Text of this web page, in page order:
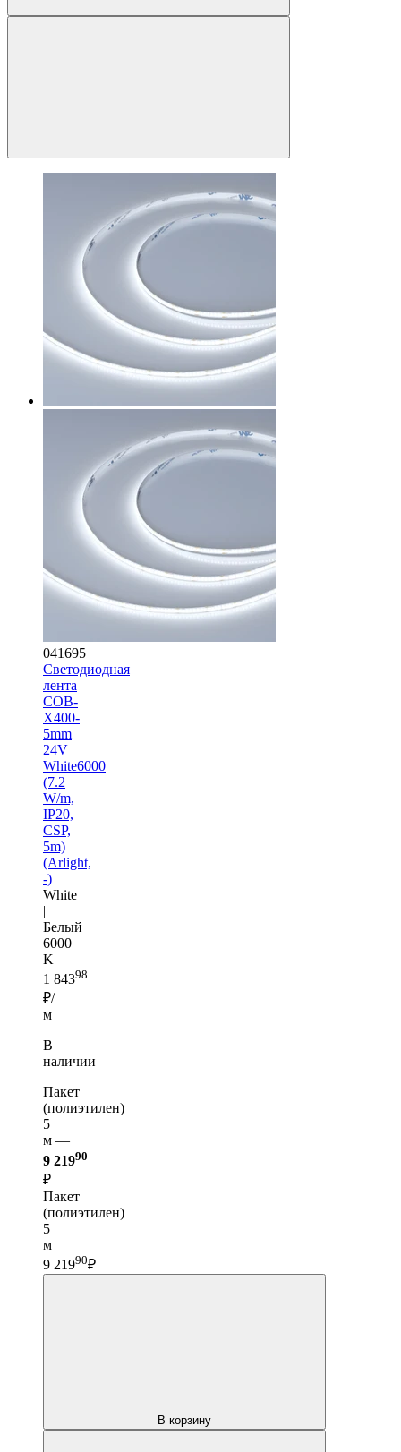
041695
Светодиодная
лента
COB-
X400-
5mm
24V
White6000
(7.2
W/m,
IP20,
CSP,
5m)
(Arlight,
-)
White
|
Белый
6000
K
1 84398
₽/
м
В
наличии
Пакет
(полиэтилен)
5
м —
9 21990
₽
Пакет
(полиэтилен)
5
м
9 21990₽
В корзину